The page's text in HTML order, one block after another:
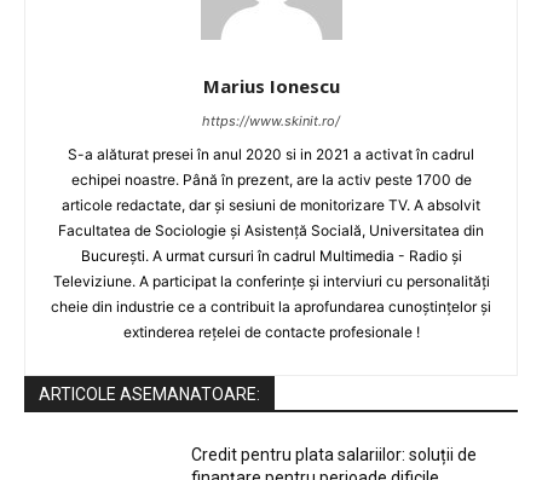
Marius Ionescu
https://www.skinit.ro/
S-a alăturat presei în anul 2020 si in 2021 a activat în cadrul
echipei noastre. Până în prezent, are la activ peste 1700 de
articole redactate, dar și sesiuni de monitorizare TV. A absolvit
Facultatea de Sociologie și Asistență Socială, Universitatea din
București. A urmat cursuri în cadrul Multimedia - Radio și
Televiziune. A participat la conferințe și interviuri cu personalități
cheie din industrie ce a contribuit la aprofundarea cunoștințelor și
extinderea rețelei de contacte profesionale !
ARTICOLE ASEMANATOARE:
Credit pentru plata salariilor: soluții de